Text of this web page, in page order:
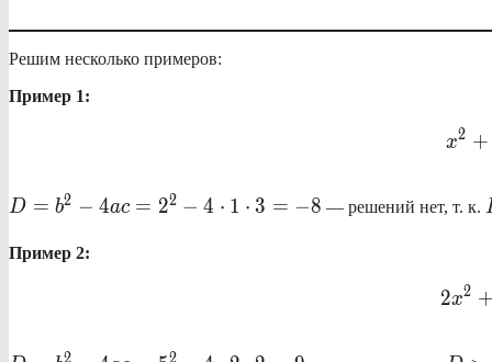
Решим несколько примеров:
Пример 1:
x2 +
D=b^2-
4 \cdot 1
D = b2 − 4ac = 22 − 4 ⋅ 1 ⋅ 3 = −8 — решений нет, т. к.
Пример 2:
2x2 +
2 2